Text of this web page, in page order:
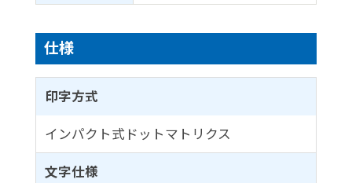
仕様
印字方式
インパクト式ドットマトリクス
文字仕様